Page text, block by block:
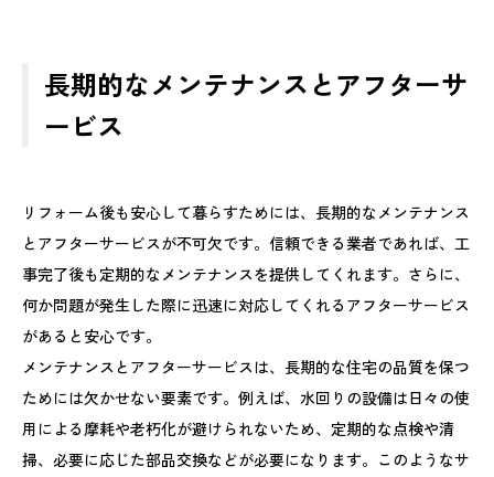
長期的なメンテナンスとアフターサ
ービス
リフォーム後も安心して暮らすためには、長期的なメンテナンス
とアフターサービスが不可欠です。信頼できる業者であれば、工
事完了後も定期的なメンテナンスを提供してくれます。さらに、
何か問題が発生した際に迅速に対応してくれるアフターサービス
があると安心です。
メンテナンスとアフターサービスは、長期的な住宅の品質を保つ
ためには欠かせない要素です。例えば、水回りの設備は日々の使
用による摩耗や老朽化が避けられないため、定期的な点検や清
掃、必要に応じた部品交換などが必要になります。このようなサ